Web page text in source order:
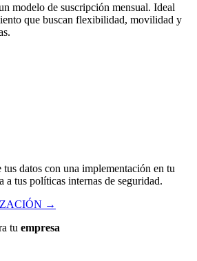
modelo de suscripción mensual. Ideal
que buscan flexibilidad, movilidad y
datos con una implementación en tu
a tus políticas internas de seguridad.
→
tu empresa